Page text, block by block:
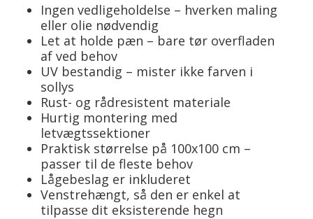
Ingen vedligeholdelse – hverken maling
eller olie nødvendig
Let at holde pæn – bare tør overfladen
af ved behov
UV bestandig – mister ikke farven i
sollys
Rust- og rådresistent materiale
Hurtig montering med
letvægtssektioner
Praktisk størrelse på 100x100 cm –
passer til de fleste behov
Lågebeslag er inkluderet
Venstrehængt, så den er enkel at
tilpasse dit eksisterende hegn